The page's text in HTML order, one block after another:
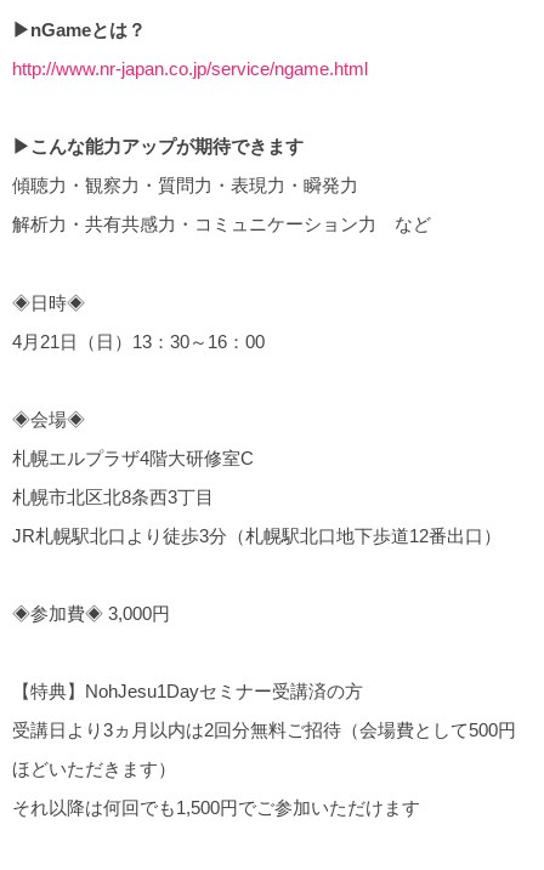
▶︎nGameとは？
http://www.nr-japan.co.jp/service/ngame.html
▶︎こんな能力アップが期待できます
傾聴力・観察力・質問力・表現力・瞬発力
解析力・共有共感力・コミュニケーション力 など
◈日時◈
4月21日（日）13：30～16：00
◈会場◈
札幌エルプラザ4階大研修室C
札幌市北区北8条西3丁目
JR札幌駅北口より徒歩3分（札幌駅北口地下歩道12番出口）
◈参加費◈ 3,000円
【特典】NohJesu1Dayセミナー受講済の方
受講日より3ヵ月以内は2回分無料ご招待（会場費として500円
ほどいただきます）
それ以降は何回でも1,500円でご参加いただけます